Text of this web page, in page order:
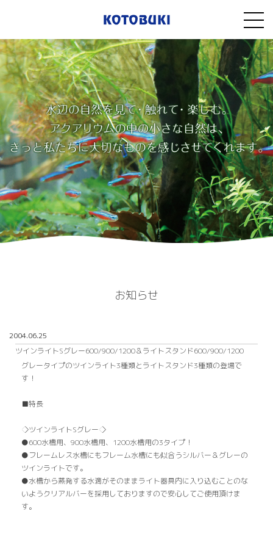
お知らせ
2004.06.25
ツインライトSグレー600/900/1200＆ライトスタンド600/900/1200
グレータイプのツインライト3種類とライトスタンド3種類の登場で
す！
■特長
◇ツインライトSグレー◇
●600水槽用、900水槽用、1200水槽用の3タイプ！
●フレームレス水槽にもフレーム水槽にも似合うシルバー＆グレーの
ツインライトです。
●水槽から蒸発する水滴がそのままライト器具内に入り込むことのな
いようクリアルバーを採用しておりますので安心してご使用頂けま
す。